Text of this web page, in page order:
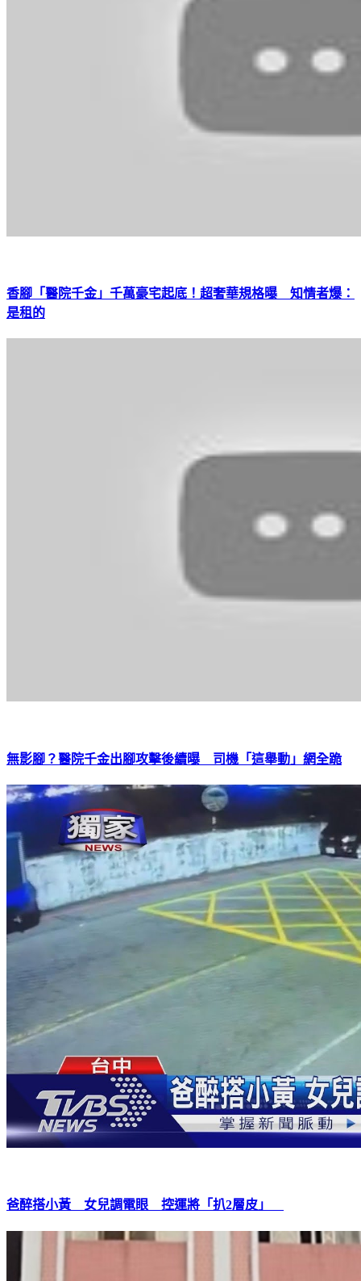
香腳「醫院千金」千萬豪宅起底！超奢華規格曝 知情者爆：
是租的
無影腳？醫院千金出腳攻擊後續曝 司機「這舉動」網全跪
爸醉搭小黃 女兒調電眼 控運將「扒2層皮」